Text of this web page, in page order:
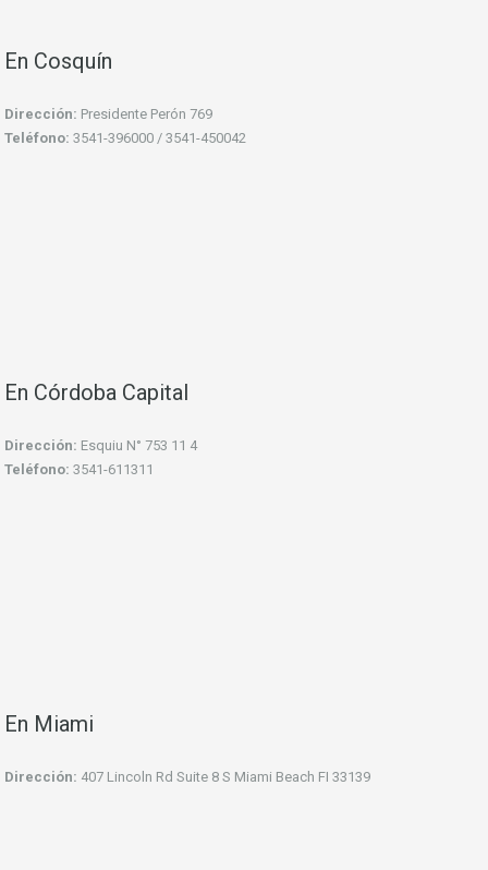
En Cosquín
Dirección: Presidente Perón 769
Teléfono: 3541-396000 / 3541-450042
En Córdoba Capital
Dirección: Esquiu N° 753 11 4
Teléfono: 3541-611311
En Miami
Dirección: 407 Lincoln Rd Suite 8 S Miami Beach FI 33139